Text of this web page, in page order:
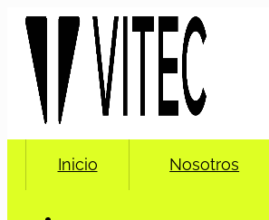
Inicio Nosotros